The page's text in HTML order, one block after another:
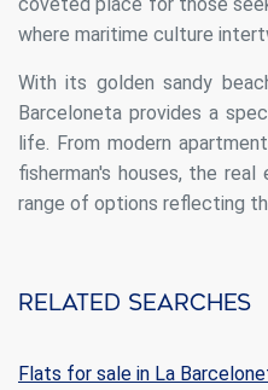
where maritime culture
With its golden sandy
Barceloneta provides a
life. From modern
fisherman's houses, the
range of options reflecting
Related searches
Flats for sale in La